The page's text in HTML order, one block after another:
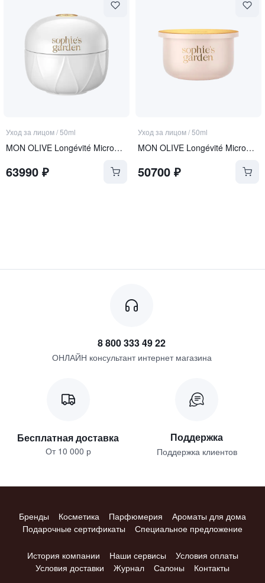
Уход за лицом/50ml
MON OLIVE Longévité Microgel Crème
63990 ₽
Уход за лицом/50ml
MON OLIVE Longévité Microgel Crème REFILL
50700₽
8 800 333 49 22
ОНЛАЙН консультант интернет магазина
Бесплатная доставка
От 10 000 р
Поддержка
Поддержка клиентов
Бренды Косметика Парфюмерия
Ароматы для дома
Подарочные сертификаты
Специальное предложение
История компании Наши сервисы
Условия оплаты
Условия доставки
Журнал Салоны Контакты